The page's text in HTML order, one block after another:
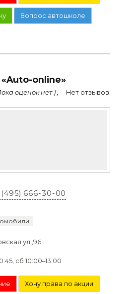
Вопрос автошколе
online»
оценок нет ) , Нет отзывов
(495) 666-30-00
ул.,96
сб 10:00–13:00
Хочу права по акции